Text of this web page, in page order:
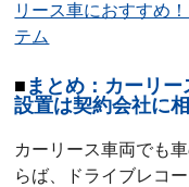
リース車におすすめ
テム
まとめ：カーリ
設置は契約会社に
カーリース車両でも
らば、ドライブレコ